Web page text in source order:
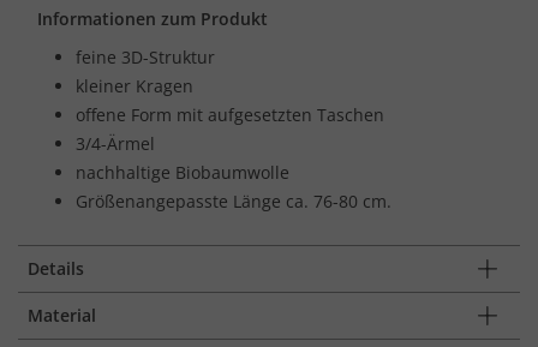
Informationen zum Produkt
feine 3D-Struktur
kleiner Kragen
offene Form mit aufgesetzten Taschen
3/4-Ärmel
nachhaltige Biobaumwolle
Größenangepasste Länge ca. 76-80 cm.
Details
Material